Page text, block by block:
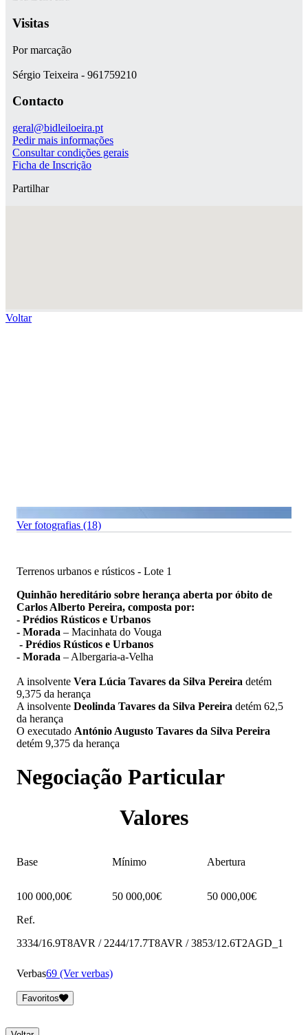
Visitas
Por marcação
Sérgio Teixeira - 961759210
Contacto
geral@bidleiloeira.pt
Pedir mais informações
Consultar condições gerais
Ficha de Inscrição
Partilhar
Voltar
Ver fotografias (18)
Terrenos urbanos e rústicos - Lote 1
Quinhão hereditário sobre herança aberta por óbito de
Carlos Alberto Pereira, composta por:
- Prédios Rústicos e Urbanos
- Morada – Macinhata do Vouga
- Prédios Rústicos e Urbanos
- Morada – Albergaria-a-Velha
A insolvente Vera Lúcia Tavares da Silva Pereira detém
9,375 da herança
A insolvente Deolinda Tavares da Silva Pereira detém 62,5
da herança
O executado António Augusto Tavares da Silva Pereira
detém 9,375 da herança
Negociação Particular
Valores
Base Mínimo Abertura
100 000,00€ 50 000,00€
50 000,00€
Ref.
3334/16.9T8AVR / 2244/17.7T8AVR / 3853/12.6T2AGD_1
Verbas69 (Ver verbas)
Favoritos